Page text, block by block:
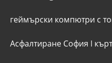
геймърски компютри с
Асфалтиране София I